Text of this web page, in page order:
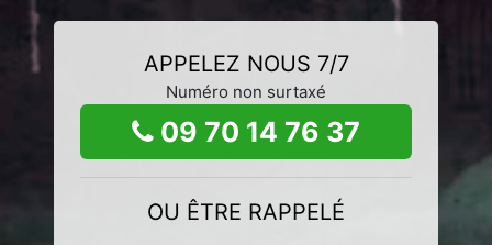
APPELEZ NOUS 7/7
Numéro non surtaxé
09 70 14 76 37
OU ÊTRE RAPPELÉ